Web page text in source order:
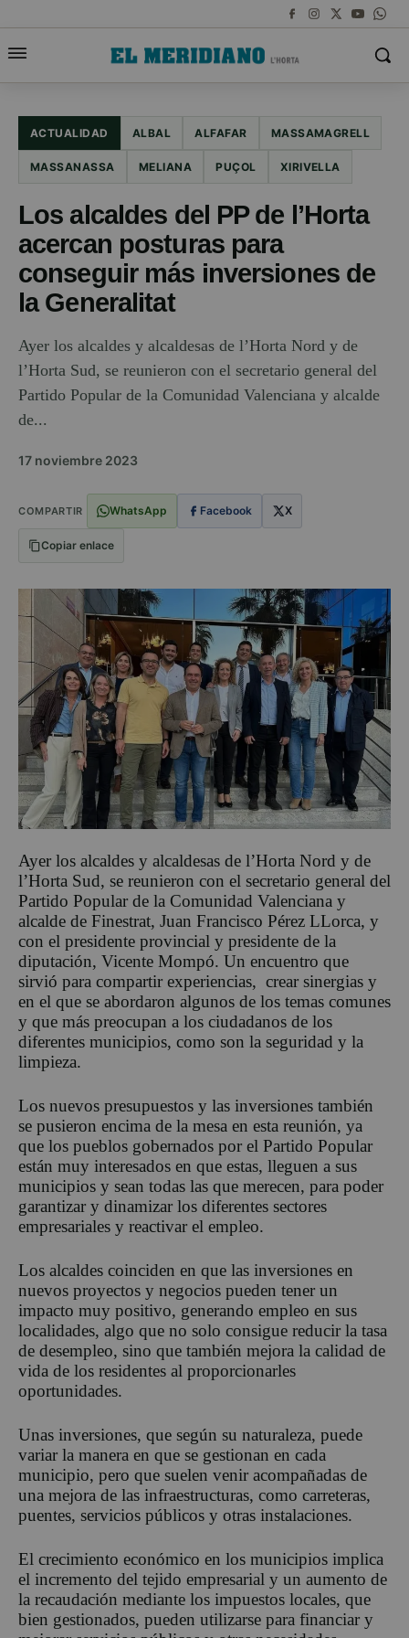
ACTUALIDAD ALBAL ALFAFAR MASSAMAGRELL
MASSANASSA MELIANA PUÇOL XIRIVELLA
Los alcaldes del PP de l’Horta
acercan posturas para
conseguir más inversiones de
la Generalitat
Ayer los alcaldes y alcaldesas de l’Horta Nord y de
l’Horta Sud, se reunieron con el secretario general del
Partido Popular de la Comunidad Valenciana y alcalde
de...
17 noviembre 2023
COMPARTIR WhatsApp Facebook X
Copiar enlace
Ayer los alcaldes y alcaldesas de l’Horta Nord y de
l’Horta Sud, se reunieron con el secretario general del
Partido Popular de la Comunidad Valenciana y
alcalde de Finestrat, Juan Francisco Pérez LLorca, y
con el presidente provincial y presidente de la
diputación, Vicente Mompó. Un encuentro que
sirvió para compartir experiencias, crear sinergias y
en el que se abordaron algunos de los temas comunes
y que más preocupan a los ciudadanos de los
diferentes municipios, como son la seguridad y la
limpieza.
Los nuevos presupuestos y las inversiones también
se pusieron encima de la mesa en esta reunión, ya
que los pueblos gobernados por el Partido Popular
están muy interesados en que estas, lleguen a sus
municipios y sean todas las que merecen, para poder
garantizar y dinamizar los diferentes sectores
empresariales y reactivar el empleo.
Los alcaldes coinciden en que las inversiones en
nuevos proyectos y negocios pueden tener un
impacto muy positivo, generando empleo en sus
localidades, algo que no solo consigue reducir la tasa
de desempleo, sino que también mejora la calidad de
vida de los residentes al proporcionarles
oportunidades.
Unas inversiones, que según su naturaleza, puede
variar la manera en que se gestionan en cada
municipio, pero que suelen venir acompañadas de
una mejora de las infraestructuras, como carreteras,
puentes, servicios públicos y otras instalaciones.
El crecimiento económico en los municipios implica
el incremento del tejido empresarial y un aumento de
la recaudación mediante los impuestos locales, que
bien gestionados, pueden utilizarse para financiar y